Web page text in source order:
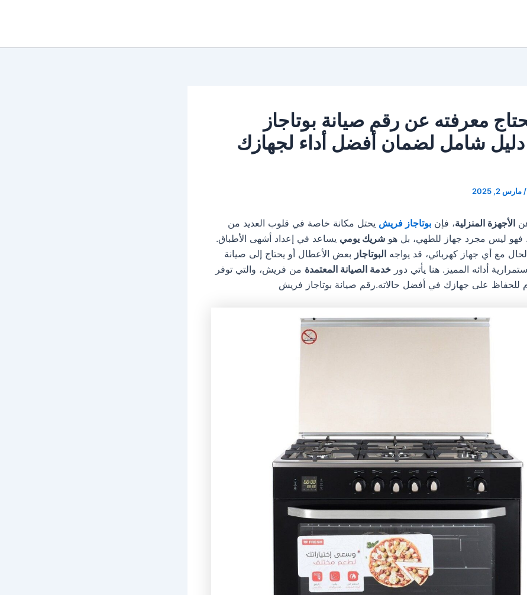
معرفته عن رقم صيانة بوتاجاز
شامل لضمان أفضل أداء لجهازك
/ مارس 2, 2025
الأجهزة المنزلية، فإن بوتاجاز فريش يحتل مكانة خاصة في قلوب العديد من
فهو ليس مجرد جهاز للطهي، بل هو شريك يومي يساعد في إعداد أشهى الأطباق.
مع أي جهاز كهربائي، قد يواجه البوتاجاز بعض الأعطال أو يحتاج إلى صيانة
أدائه المميز. هنا يأتي دور خدمة الصيانة المعتمدة من فريش، والتي توفر
للحفاظ على جهازك في أفضل حالاته.رقم صيانة بوتاجاز فريش